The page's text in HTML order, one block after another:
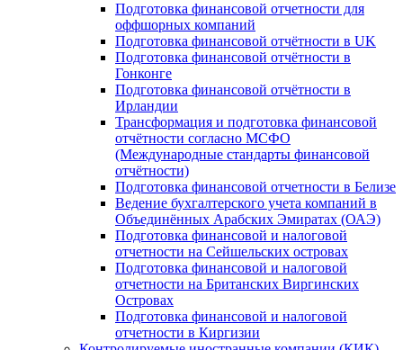
Подготовка финансовой отчетности для
оффшорных компаний
Подготовка финансовой отчётности в UK
Подготовка финансовой отчётности в
Гонконге
Подготовка финансовой отчётности в
Ирландии
Трансформация и подготовка финансовой
отчётности согласно МСФО
(Международные стандарты финансовой
отчётности)
Подготовка финансовой отчетности в Белизе
Ведение бухгалтерского учета компаний в
Объединённых Арабских Эмиратах (ОАЭ)
Подготовка финансовой и налоговой
отчетности на Сейшельских островах
Подготовка финансовой и налоговой
отчетности на Британских Виргинских
Островах
Подготовка финансовой и налоговой
отчетности в Киргизии